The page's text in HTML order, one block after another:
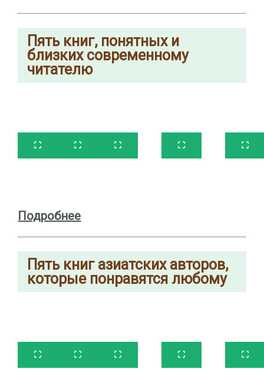
Пять книг, понятных и
близких современному
читателю
Подробнее
Пять книг азиатских авторов,
которые понравятся любому